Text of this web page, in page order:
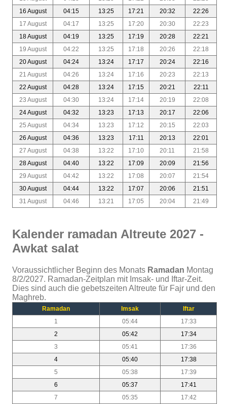
16 August
04:15 13:25 17:21 20:32
22:26
17 August
04:17 13:25 17:20 20:30
22:23
18 August
04:19 13:25 17:19 20:28
22:21
19 August
04:22 13:25 17:18 20:26
22:18
20 August
04:24 13:24 17:17 20:24
22:16
21 August
04:26 13:24 17:16 20:23
22:13
22 August
04:28 13:24 17:15 20:21
22:11
23 August
04:30 13:24 17:14 20:19
22:08
24 August
04:32 13:23 17:13 20:17
22:06
25 August
04:34 13:23 17:12 20:15
22:03
26 August
04:36 13:23 17:11 20:13
22:01
27 August
04:38 13:22 17:10 20:11
21:58
28 August
04:40 13:22 17:09 20:09
21:56
29 August
04:42 13:22 17:08 20:07
21:54
30 August
04:44 13:22 17:07 20:06
21:51
31 August
04:46 13:21 17:05 20:04 21:49
Kalender ramadan Altreute 2027 -
Awkat salat
Voraussichtlicher Beginn des Monats Ramadan Montag
8/2/2027. Ramadan-Zeitplan mit Imsak- und Iftar-Zeit.
Dies sind auch die gebetszeiten Altreute für Fajr und den
Maghreb.
Ramadan Imsak
Iftar
1
05:44
17:33
2
05:42
17:34
3
05:41
17:36
4
05:40
17:38
5
05:38
17:39
6
05:37
17:41
7
05:35
17:42